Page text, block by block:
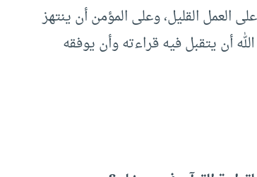
العمل القليل، وعلى المؤمن أن ينتهز
أن يتقبل فيه قراءته وأن يوفقه